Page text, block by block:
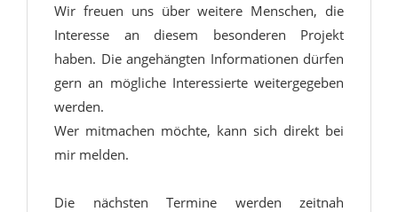
Wir freuen uns über weitere Menschen, die
Interesse an diesem besonderen Projekt
haben. Die angehängten Informationen dürfen
gern an mögliche Interessierte weitergegeben
werden.
Wer mitmachen möchte, kann sich direkt bei
mir melden.
Die nächsten Termine werden zeitnah